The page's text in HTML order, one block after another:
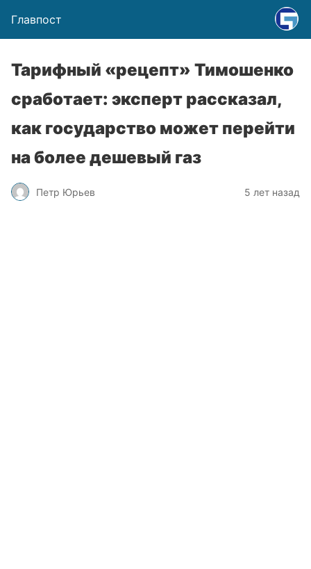
Главпост
Тарифный «рецепт» Тимошенко
сработает: эксперт рассказал,
как государство может перейти
на более дешевый газ
Петр Юрьев 5 лет назад